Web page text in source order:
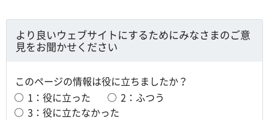
より良いウェブサイトにするためにみなさまのご意
見をお聞かせください
このページの情報は役に立ちましたか？
1：役に立った
2：ふつう
3：役に立たなかった